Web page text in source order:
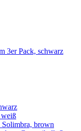
3er Pack, schwarz
weiß
brown